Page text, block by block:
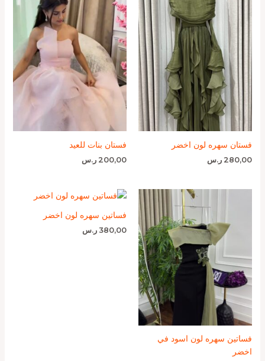
فستان سهره لون اخضر
280,00 ر.س
فستان بنات للعيد
200,00 ر.س
فساتين سهره لون اسود في
اخضر
فساتين سهره لون اخضر
380,00 ر.س